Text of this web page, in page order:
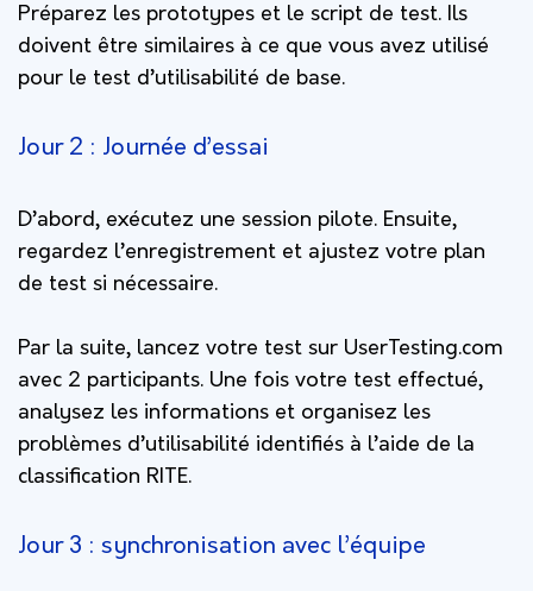
Préparez les prototypes et le script de test. Ils
doivent être similaires à ce que vous avez utilisé
pour le test d’utilisabilité de base.
Jour 2 : Journée d’essai
D’abord, exécutez une session pilote. Ensuite,
regardez l’enregistrement et ajustez votre plan
de test si nécessaire.
Par la suite, lancez votre test sur UserTesting.com
avec 2 participants. Une fois votre test effectué,
analysez les informations et organisez les
problèmes d’utilisabilité identifiés à l’aide de la
classification RITE.
Jour 3 : synchronisation avec l’équipe